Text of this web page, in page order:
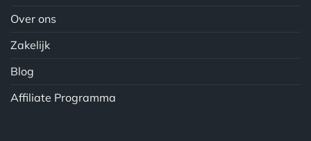
Over ons
Zakelijk
Blog
Affiliate Programma